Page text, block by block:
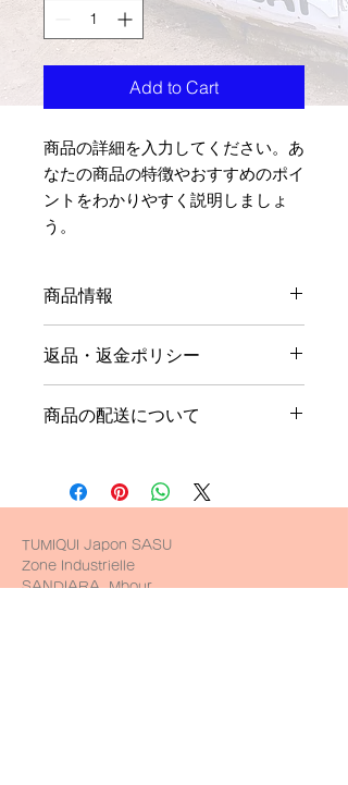
Add to Cart
商品の詳細を入力してください。あ
なたの商品の特徴やおすすめのポイ
ントをわかりやすく説明しましょ
う。
商品情報
ズ、素材、取扱説明に加え、商品の特
徴やおすすめのポイントなどを説明し
ましょう。
返品・返金ポリシー
商品にご満足いただけなかった場合の
で、お客様の信頼を獲得し、安心して
商品をご購入いただけます。
商品の配送について
ど、商品の配送に関する情報を入力し
てください。配送情報を明確にするこ
て商品をご購入いただけます。
TUMIQUI Japon SASU
Zone Industrielle
SANDIARA, Mbour